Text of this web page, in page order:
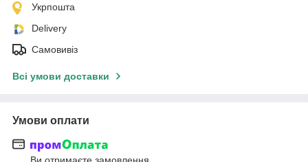
Укрпошта
Delivery
Самовивіз
Всі умови доставки
Умови оплати